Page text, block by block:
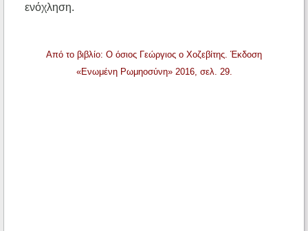
ενόχληση.
Από το βιβλίο: Ο όσιος Γεώργιος ο Χοζεβίτης. Έκδοση
«Ενωμένη Ρωμηοσύνη» 2016, σελ. 29.